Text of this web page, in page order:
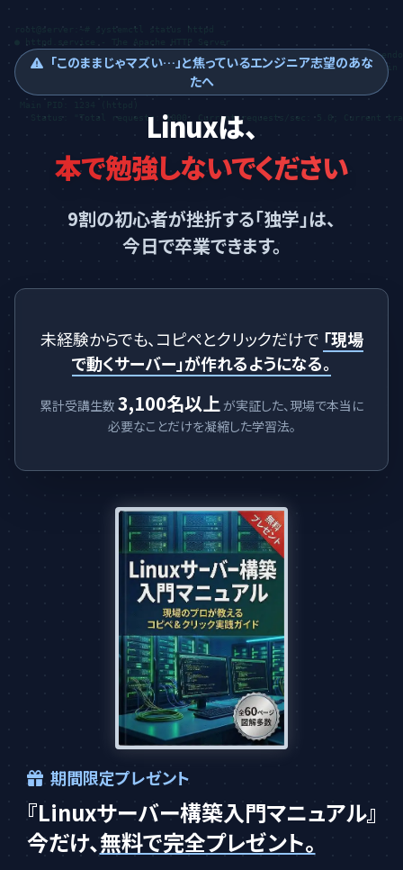
root@server:~# systemctl status httpd
Loaded: loaded (/usr/lib/systemd/system/httpd.service; enabled;
Active: active (running) since Mon 2025-01-04 10:00:00 JST; 2h 30min
     Docs: man:httpd(8)
           man:apachectl(8)
Status: "Total requests: 1000; Current requests/sec: 5.0; Current
「このままじゃマズい…」と焦っているエンジニア志望のあな
たへ
Linuxは、
本で勉強しないでください
9割の初心者が挫折する「独学」は、
今日で卒業できます。
未経験からでも、コピペとクリックだけで 「現場
で動くサーバー」が作れるようになる。
累計受講生数 3,100名以上 が実証した、現場で本当に
必要なことだけを凝縮した学習法。
期間限定プレゼント
『Linuxサーバー構築入門マニュアル』
今だけ、無料で完全プレゼント。